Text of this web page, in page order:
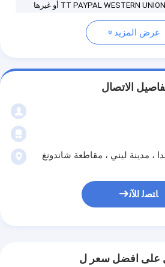
TT PAYPAL WESTERN UNION أو غيرها
عرض المزيد
الاتصال
، مدينة ليني ، مقاطعة شاندونغ
ﺎﺘﺼﻟ ﺍﻶﻧ
على افضل سعر ل